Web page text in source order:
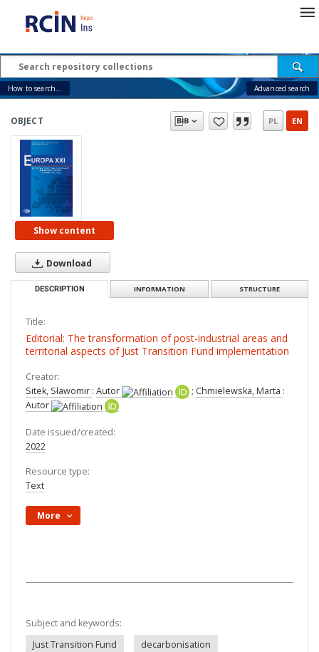
How to search... Advanced search
OBJECT PL EN
Show content
Download
DESCRIPTION INFORMATION STRUCTURE
Title:
Editorial: The transformation of post-industrial areas and
territorial aspects of Just Transition Fund implementation
Creator:
Sitek, Sławomir : Autor ; Chmielewska, Marta :
Autor
Date issued/created:
2022
Resource type:
Text
More
Subject and keywords:
Just Transition Fund
decarbonisation